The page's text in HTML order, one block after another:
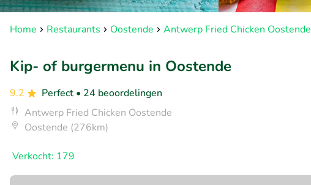
Home Restaurants Oostende Antwerp Fried Chicken Oostende
Kip- of burgermenu in Oostende
9.2 Perfect • 24 beoordelingen
Antwerp Fried Chicken Oostende
Oostende (276km)
Verkocht: 179